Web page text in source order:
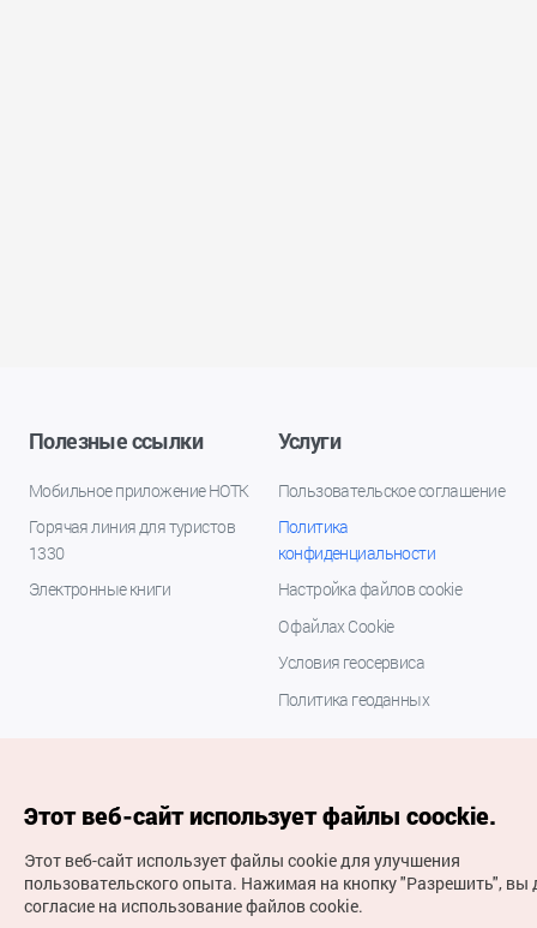
Полезные ссылки
Мобильное приложение НОТК
Горячая линия для туристов
1330
Электронные книги
Услуги
Пользовательское соглашение
Политика
конфиденциальности
Настройка файлов cookie
О файлах Cookie
Условия геосервиса
Политика геоданных
(с) Национальная организация туризма Кореи Все
Этот веб-сайт использует файлы coockie.
Этот веб-сайт использует файлы cookie для улучшения
пользовательского опыта. Нажимая на кнопку "Разрешить", вы
согласие на использование файлов cookie.